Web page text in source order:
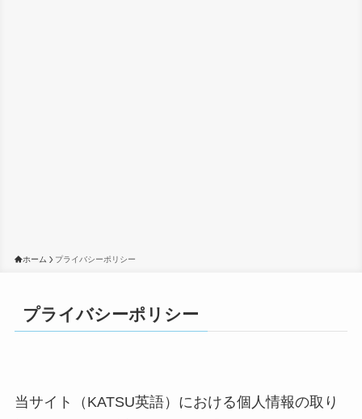
ホーム プライバシーポリシー
プライバシーポリシー
当サイト（KATSU英語）における個人情報の取り